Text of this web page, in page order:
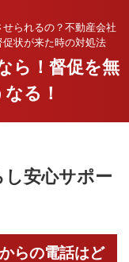
られるの？不動産会社
状が来た時の対処法
ら！督促を無
る！
し安心サポー
らの電話はど